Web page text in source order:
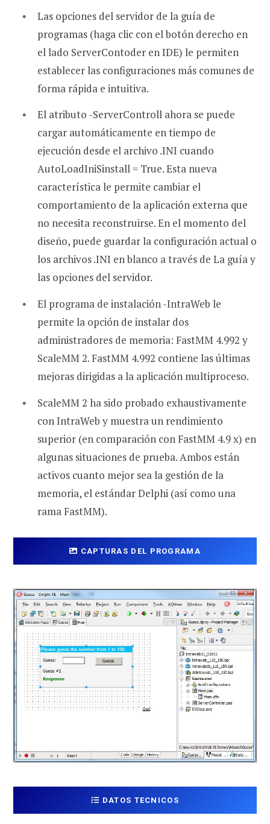
Las opciones del servidor de la guía de
programas (haga clic con el botón derecho en
el lado ServerContoder en IDE) le permiten
establecer las configuraciones más comunes de
forma rápida e intuitiva.
El atributo -ServerControll ahora se puede
cargar automáticamente en tiempo de
ejecución desde el archivo .INI cuando
AutoLoadIniSinstall = True. Esta nueva
característica le permite cambiar el
comportamiento de la aplicación externa que
no necesita reconstruirse. En el momento del
diseño, puede guardar la configuración actual o
los archivos .INI en blanco a través de La guía y
las opciones del servidor.
El programa de instalación -IntraWeb le
permite la opción de instalar dos
administradores de memoria: FastMM 4.992 y
ScaleMM 2. FastMM 4.992 contiene las últimas
mejoras dirigidas a la aplicación multiproceso.
ScaleMM 2 ha sido probado exhaustivamente
con IntraWeb y muestra un rendimiento
superior (en comparación con FastMM 4.9 x) en
algunas situaciones de prueba. Ambos están
activos cuanto mejor sea la gestión de la
memoria, el estándar Delphi (así como una
rama FastMM).
CAPTURAS DEL PROGRAMA
DATOS TECNICOS